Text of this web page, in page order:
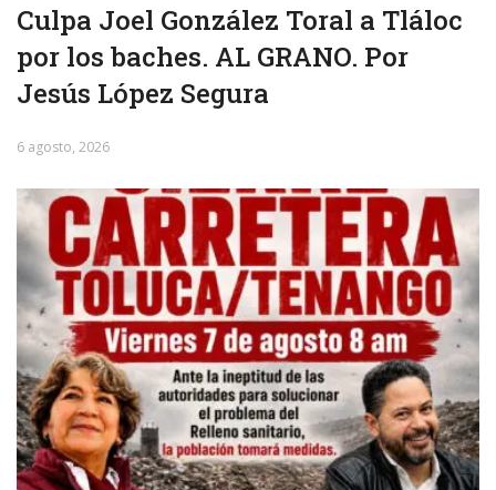
Culpa Joel González Toral a Tláloc
por los baches. AL GRANO. Por
Jesús López Segura
6 agosto, 2026